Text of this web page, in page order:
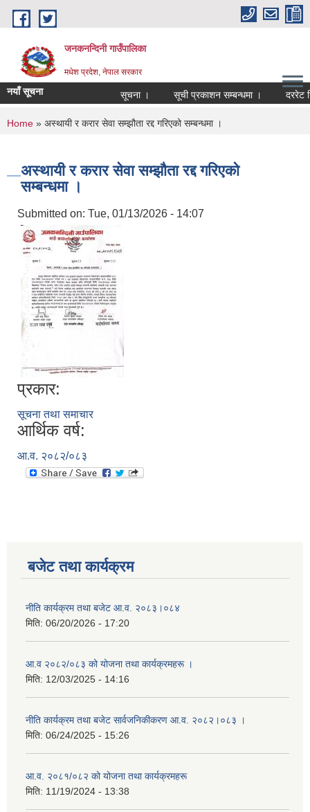
Skip to main content
जनकनन्दिनी गाउँपालिका
मधेश प्रदेश, नेपाल सरकार
नयाँ सूचना सूचना । सूची प्रकाशन सम्बन्धमा । दररेट
You are here
Home » अस्थायी र करार सेवा सम्झौता रद्द गरिएको सम्बन्धमा ।
अस्थायी र करार सेवा सम्झौता रद्द गरिएको
सम्बन्धमा ।
Submitted on: Tue, 01/13/2026 - 14:07
प्रकार:
सूचना तथा समाचार
आर्थिक वर्ष:
आ.व. २०८२/०८३
बजेट तथा कार्यक्रम
नीति कार्यक्रम तथा बजेट आ.व. २०८३।०८४
मिति: 06/20/2026 - 17:20
आ.व २०८२/०८३ को योजना तथा कार्यक्रमहरू ।
मिति: 12/03/2025 - 14:16
नीति कार्यक्रम तथा बजेट सार्वजनिकीकरण आ.व. २०८२।०८३ ।
मिति: 06/24/2025 - 15:26
आ.व. २०८१/०८२ को योजना तथा कार्यक्रमहरू
मिति: 11/19/2024 - 13:38